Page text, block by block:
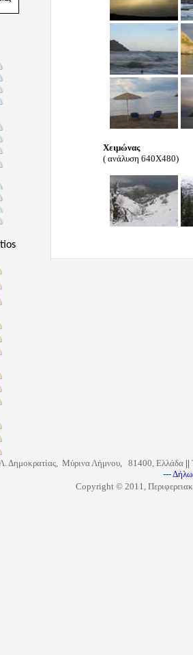
Χειμώνας
( ανάλυση 640Χ480)
Δημοκρατίας, Μύρινα Λήμνου, 81400, Ελλάδα ||
---
Copyright © 2011,